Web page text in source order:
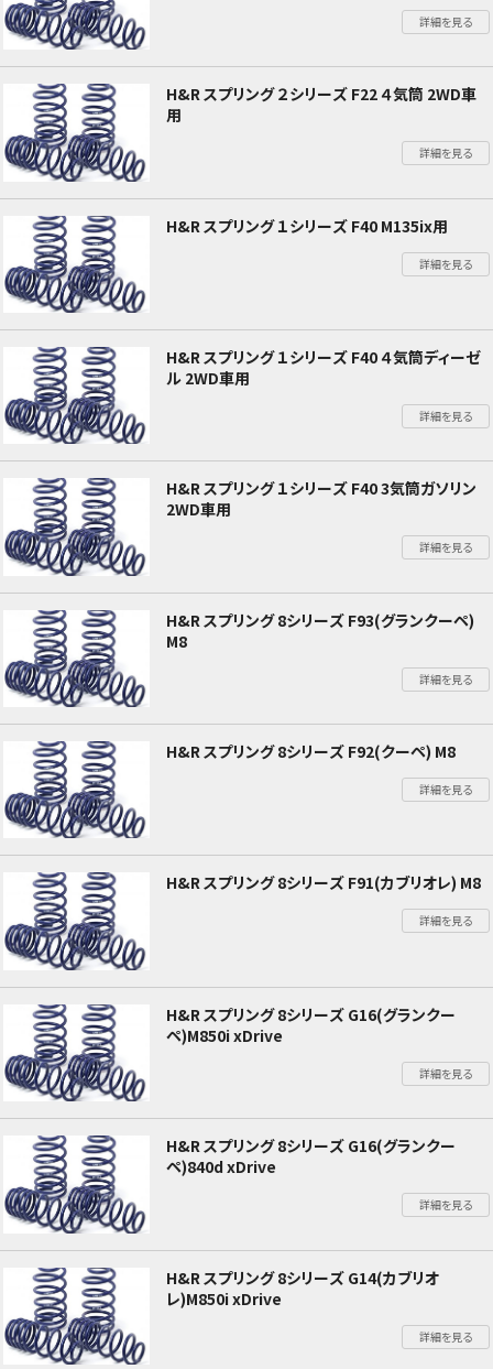
詳細を見る
H&R スプリング ２シリーズ F22 ４気筒 2WD車
用
詳細を見る
H&R スプリング １シリーズ F40 M135ix用
詳細を見る
H&R スプリング １シリーズ F40 ４気筒ディーゼ
ル 2WD車用
詳細を見る
H&R スプリング １シリーズ F40 3気筒ガソリン
2WD車用
詳細を見る
H&R スプリング 8シリーズ F93(グランクーペ)
M8
詳細を見る
H&R スプリング 8シリーズ F92(クーペ) M8
詳細を見る
H&R スプリング 8シリーズ F91(カブリオレ) M8
詳細を見る
H&R スプリング 8シリーズ G16(グランクー
ペ)M850i xDrive
詳細を見る
H&R スプリング 8シリーズ G16(グランクー
ペ)840d xDrive
詳細を見る
H&R スプリング 8シリーズ G14(カブリオ
レ)M850i xDrive
詳細を見る